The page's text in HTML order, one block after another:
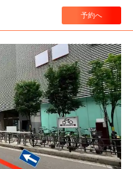
予約へ